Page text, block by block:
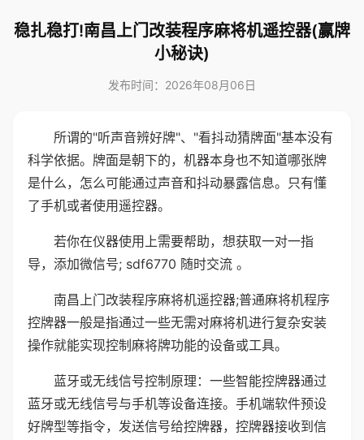
稳扎稳打!南昌上门改装程序麻将机遥控器(赢牌
小秘诀)
发布时间：2026年08月06日
所谓的"听声音辨好牌"、"看抖动猜牌面"基本没有
科学依据。牌面是朝下的，机器本身也不知道哪张牌
是什么，怎么可能通过声音和抖动暴露信息。只有懂
了手机或者使用遥控器。
若你在仪器使用上需要帮助，想获取一对一指
导，添加微信号; sdf6770 随时交流 。
南昌上门改装程序麻将机遥控器;普通麻将机程序
控牌器一般是指通过一些无需对麻将机进行复杂安装
操作就能实现控制麻将牌功能的设备或工具。
蓝牙或无线信号控制原理：一些智能控牌器通过
蓝牙或无线信号与手机等设备连接。手机端软件预设
好牌型等指令，发送信号给控牌器，控牌器接收到信